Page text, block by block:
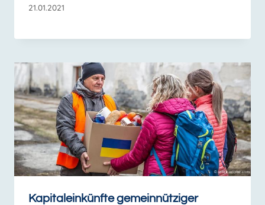
21.01.2021
Kapitaleinkünfte gemeinnütziger